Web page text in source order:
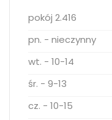
pokój 2.416
pn. - nieczynny
wt. - 10-14
śr. - 9-13
cz. - 10-15